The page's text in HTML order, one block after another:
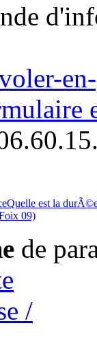
Quelle est la
09)
de